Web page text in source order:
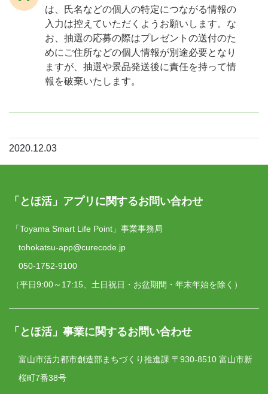
は、氏名などの個人の特定につながる情報の
入力は控えていただくようお願いします。な
お、抽選の応募の際はプレゼントの送付のた
めにご住所などの個人情報が別途必要となり
ますが、抽選や景品発送後に責任を持って情
報を破棄いたします。
2020.12.03
「とほ活」アプリに関するお問い合わせ
「Toyama Smart Life Point」事業事務局
tohokatsu-app@curecode.jp
050-1752-9100
（平日9:00～17:15、土日祝日・お盆期間・年末年始を除く）
「とほ活」事業に関するお問い合わせ
富山市活力都市創造部まちづくり推進課 〒930-8510 富山市新
桜町7番38号